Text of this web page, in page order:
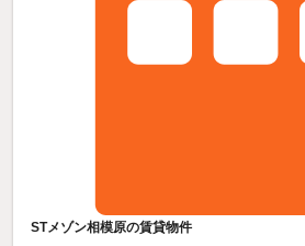
STメゾン相模原の賃貸物件